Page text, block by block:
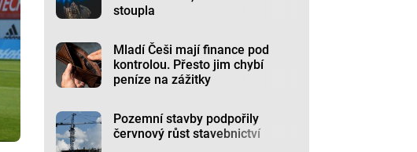
stoupla
Mladí Češi mají finance pod
kontrolou. Přesto jim chybí
peníze na zážitky
Pozemní stavby podpořily
červnový růst stavebnictví